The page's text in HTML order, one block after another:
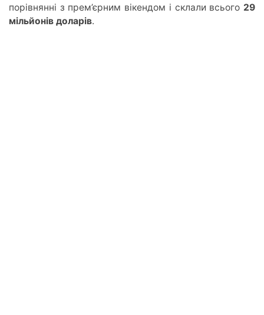
порівнянні з прем’єрним вікендом і склали всього 29
мільйонів доларів.